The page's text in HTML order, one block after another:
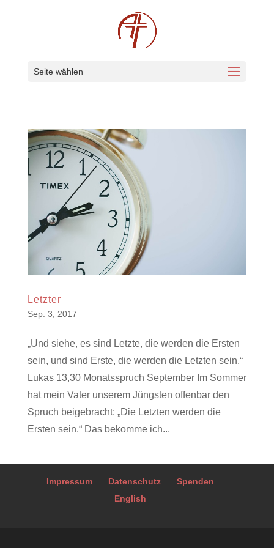
Seite wählen
Letzter
Sep. 3, 2017
„Und siehe, es sind Letzte, die werden die Ersten
sein, und sind Erste, die werden die Letzten sein.“
Lukas 13,30 Monatsspruch September Im Sommer
hat mein Vater unserem Jüngsten offenbar den
Spruch beigebracht: „Die Letzten werden die
Ersten sein.“ Das bekomme ich...
Impressum Datenschutz
Spenden
English